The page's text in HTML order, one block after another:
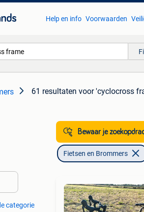
Help en info Voorwaarden
61 resultaten voor 'cyclocross
categorie
Bewaar je
Fietsen en Brommers